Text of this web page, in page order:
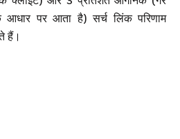
आधार पर आता है) सर्च लिंक परिणाम
हैं।